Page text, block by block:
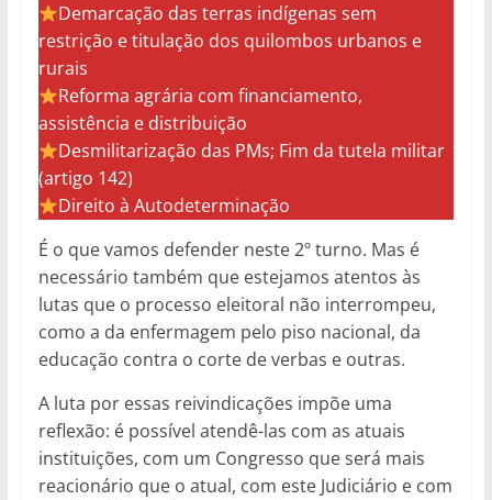
Demarcação das terras indígenas sem
restrição e titulação dos quilombos urbanos e
rurais
Reforma agrária com financiamento,
assistência e distribuição
Desmilitarização das PMs; Fim da tutela militar
(artigo 142)
Direito à Autodeterminação
É o que vamos defender neste 2º turno. Mas é
necessário também que estejamos atentos às
lutas que o processo eleitoral não interrompeu,
como a da enfermagem pelo piso nacional, da
educação contra o corte de verbas e outras.
A luta por essas reivindicações impõe uma
reflexão: é possível atendê-las com as atuais
instituições, com um Congresso que será mais
reacionário que o atual, com este Judiciário e com